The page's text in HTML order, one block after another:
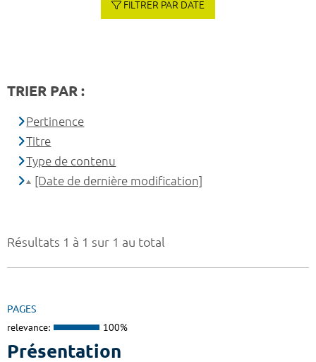
Résultats 1 à 1 sur 1 au total
PAGES
relevance: 100%
Présentation
FILTRER PAR DATE
TRIER PAR :
Pertinence
Titre
Type de contenu
[Date de dernière modification]